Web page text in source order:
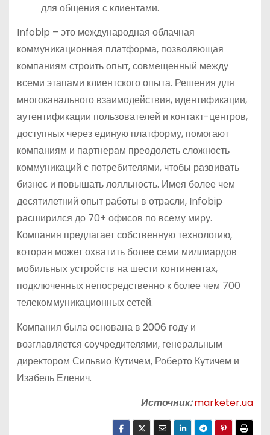
для общения с клиентами.
Infobip – это международная облачная
коммуникационная платформа, позволяющая
компаниям строить опыт, совмещенный между
всеми этапами клиентского опыта. Решения для
многоканального взаимодействия, идентификации,
аутентификации пользователей и контакт-центров,
доступных через единую платформу, помогают
компаниям и партнерам преодолеть сложность
коммуникаций с потребителями, чтобы развивать
бизнес и повышать лояльность. Имея более чем
десятилетний опыт работы в отрасли, Infobip
расширился до 70+ офисов по всему миру.
Компания предлагает собственную технологию,
которая может охватить более семи миллиардов
мобильных устройств на шести континентах,
подключенных непосредственно к более чем 700
телекоммуникационных сетей.
Компания была основана в 2006 году и
возглавляется соучредителями, генеральным
директором Сильвио Кутичем, Роберто Кутичем и
Изабель Еленич.
Источник: marketer.ua